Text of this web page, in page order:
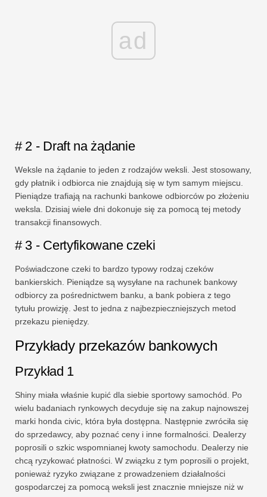
ad
# 2 - Draft na żądanie
Weksle na żądanie to jeden z rodzajów weksli. Jest stosowany,
gdy płatnik i odbiorca nie znajdują się w tym samym miejscu.
Pieniądze trafiają na rachunki bankowe odbiorców po złożeniu
weksla. Dzisiaj wiele dni dokonuje się za pomocą tej metody
transakcji finansowych.
# 3 - Certyfikowane czeki
Poświadczone czeki to bardzo typowy rodzaj czeków
bankierskich. Pieniądze są wysyłane na rachunek bankowy
odbiorcy za pośrednictwem banku, a bank pobiera z tego
tytułu prowizję. Jest to jedna z najbezpieczniejszych metod
przekazu pieniędzy.
Przykłady przekazów bankowych
Przykład 1
Shiny miała właśnie kupić dla siebie sportowy samochód. Po
wielu badaniach rynkowych decyduje się na zakup najnowszej
marki honda civic, która była dostępna. Następnie zwróciła się
do sprzedawcy, aby poznać ceny i inne formalności. Dealerzy
poprosili o szkic wspomnianej kwoty samochodu. Dealerzy nie
chcą ryzykować płatności. W związku z tym poprosili o projekt,
ponieważ ryzyko związane z prowadzeniem działalności
gospodarczej za pomocą weksli jest znacznie mniejsze niż w